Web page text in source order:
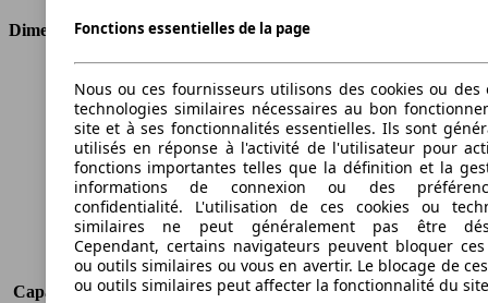
Dimensions
Hauteur
1476 mm
Largeur
1783 mm
Empattement
-
Poids maximum
1670 kg
Charge maximale
506 kg
Portes
5
Sièges
5
Charge sur toit
-
Capacité de remorquage (sans freins) 570 kg
Fonctions essentielles de la page
Nous ou ces fournisseurs utilisons des cookies ou des
technologies similaires nécessaires au bon
site et à ses fonctionnalités essentielles. Ils sont
utilisés en réponse à l'activité de l'utilisateur pour
fonctions importantes telles que la définition et la
informations de connexion ou des
confidentialité. L'utilisation de ces cookies ou
similaires ne peut généralement pas être
Cependant, certains navigateurs peuvent bloquer ces
ou outils similaires ou vous en avertir. Le blocage de
ou outils similaires peut affecter la fonctionnalité du